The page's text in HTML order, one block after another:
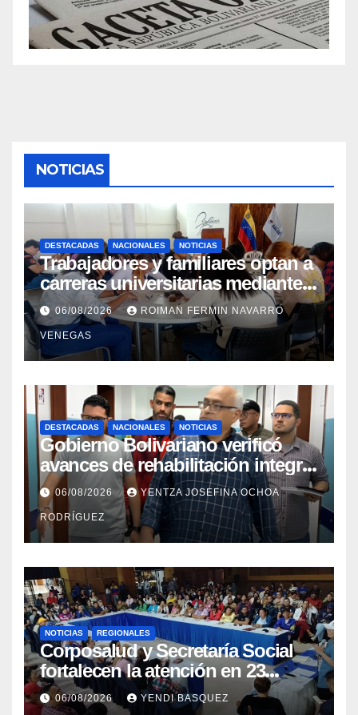
NOTICIAS
DESTACADAS NACIONALES NOTICIAS
Trabajadores y familiares optan a
carreras universitarias mediante
convenio entre MinSalud y la
UCV
06/08/2026 ROIMAN FERMIN NAVARRO
VENEGAS
DESTACADAS NACIONALES NOTICIAS
Gobierno Bolivariano verificó
avances de rehabilitación integral
en el Hospital Dr. José María
Vargas
06/08/2026 YENTZA JOSEFINA OCHOA
RODRÍGUEZ
NOTICIAS REGIONALES
Corposalud y Secretaría Social
fortalecen la atención en 23
municipios
06/08/2026 YENDI BASQUEZ